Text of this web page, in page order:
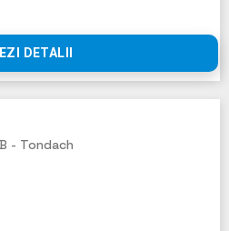
DETALII
- Tondach